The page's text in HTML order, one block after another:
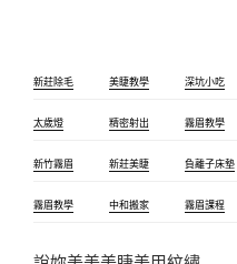
新莊除毛 美睫教學 深坑小吃
太歲燈 精密射出 霧眉教學
新竹霧眉 新莊美睫 負離子床墊
霧眉教學 中和搬家 霧眉課程